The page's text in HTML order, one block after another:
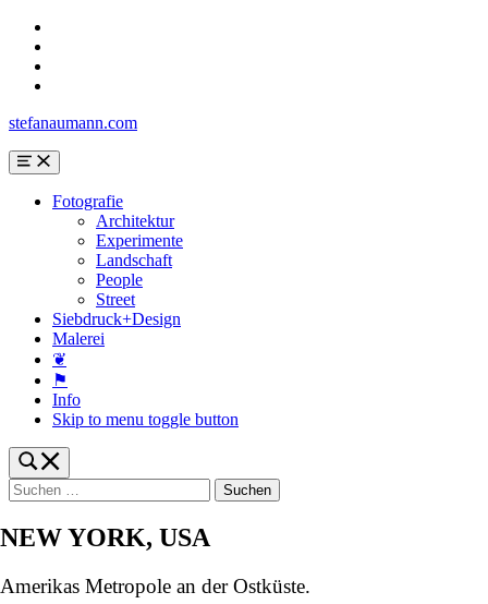
form
footer
stefanaumann.com
Menu
Fotografie
Architektur
Experimente
Landschaft
People
Street
Siebdruck+Design
Malerei
❦
⚑
Info
Skip to menu toggle button
search
form
modal
Suchen
nach:
NEW YORK, USA
Amerikas Metropole an der Ostküste.